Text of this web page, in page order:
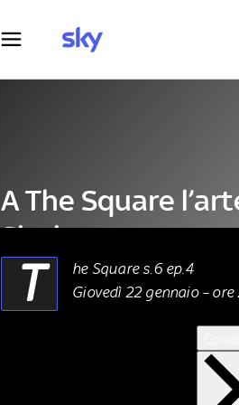
A The Square
Sissi
ARTE 21 Gennaio 2026
T
he Square s.6 ep.4
Giovedì 22 gennaio –